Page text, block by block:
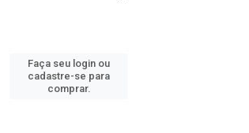
Faça seu login ou
cadastre-se para
comprar.